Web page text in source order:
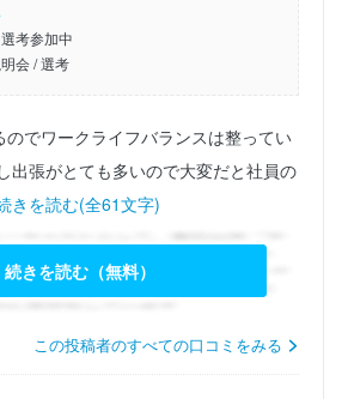
選考参加中
会/ 選考
でワークライフバランスは整ってい
出張がとても多いので大変だと社員の
きを読む(全61文字)
続きを読む（無料）
この投稿者のすべての口コミをみる